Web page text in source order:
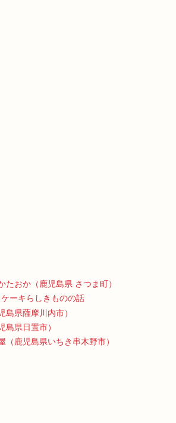
たおか（鹿児島県 さつま町）
ーキらしきものの話
島県薩摩川内市）
島県日置市）
（鹿児島県いちき串木野市）